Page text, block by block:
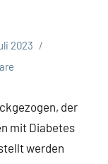
2023
der
mit Diabetes
werden